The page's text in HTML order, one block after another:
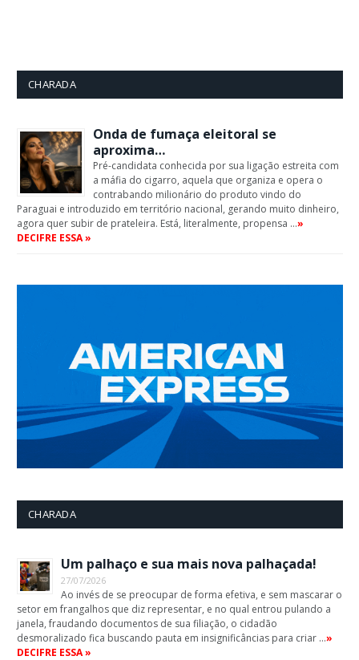
CHARADA
Onda de fumaça eleitoral se
aproxima…
Pré-candidata conhecida por sua ligação estreita com
a máfia do cigarro, aquela que organiza e opera o
contrabando milionário do produto vindo do
Paraguai e introduzido em território nacional, gerando muito dinheiro,
agora quer subir de prateleira. Está, literalmente, propensa …»
DECIFRE ESSA »
CHARADA
Um palhaço e sua mais nova palhaçada!
27/07/2026
Ao invés de se preocupar de forma efetiva, e sem mascarar o
setor em frangalhos que diz representar, e no qual entrou pulando a
janela, fraudando documentos de sua filiação, o cidadão
desmoralizado fica buscando pauta em insignificâncias para criar …»
DECIFRE ESSA »